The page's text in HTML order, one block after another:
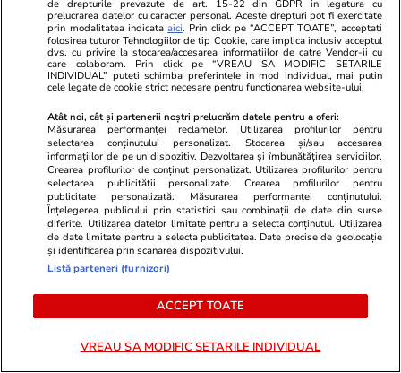
valută să plătească datoria
externă: Printre altele,
Securitatea a inventat rude
pentru românii morți în
străinătate și le-a încasat ilegal
moștenirile
Reportaj
Știri România 07:00
Secretul ascuns din Gara de
Nord. Stâlpul de pe peronul 7
bombardamentului care a ucis
de drepturile prevazute de art. 15-22 din GDPR in legatura cu
prelucrarea datelor cu caracter personal. Aceste drepturi pot fi exercitate
prin modalitatea indicataaici. Prin click pe “ACCEPT TOATE”, acceptati
folosirea tuturor Tehnologiilor de tip Cookie, care implica inclusiv acceptul
dvs. cu privire la stocarea/accesarea informatiilor de catre Vendor-ii cu
care colaboram. Prin click pe “VREAU SA MODIFIC SETARILE
INDIVIDUAL” puteti schimba preferintele in mod individual, mai putin
cele legate de cookie strict necesare pentru functionarea website-ului.
Atât noi, cât și partenerii noștri prelucrăm datele pentru a oferi:
Măsurarea performanței reclamelor. Utilizarea profilurilor pentru
selectarea conținutului personalizat. Stocarea și/sau accesarea
informațiilor de pe un dispozitiv. Dezvoltarea și îmbunătățirea serviciilor.
Crearea profilurilor de conținut personalizat. Utilizarea profilurilor pentru
selectarea publicității personalizate. Crearea profilurilor pentru
publicitate personalizată. Măsurarea performanței conținutului.
Înțelegerea publicului prin statistici sau combinații de date din surse
diferite. Utilizarea datelor limitate pentru a selecta conținutul. Utilizarea
de date limitate pentru a selecta publicitatea. Date precise de geolocație
și identificarea prin scanarea dispozitivului.
Listă parteneri (furnizori)
ACCEPT TOATE
VREAU SA MODIFIC SETARILE INDIVIDUAL